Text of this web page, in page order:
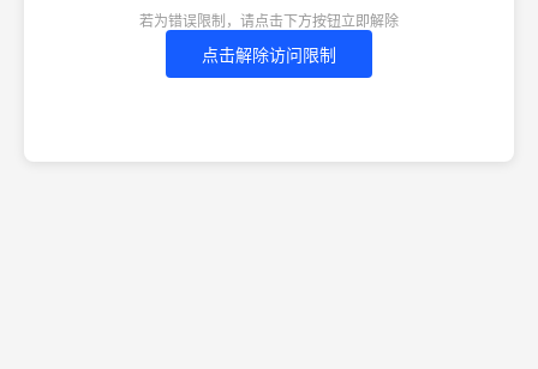
若为错误限制，请点击下方按钮立即解除
点击解除访问限制